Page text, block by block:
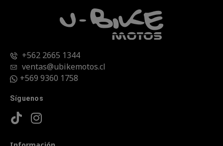
+562 2665 1344
ventas@ubikemotos.cl
+569 9360 1758
Síguenos